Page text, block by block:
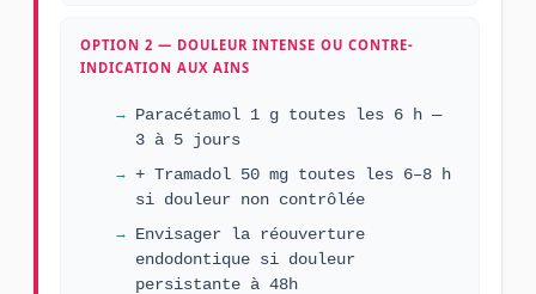
OPTION 2 — DOULEUR INTENSE OU CONTRE-
INDICATION AUX AINS
Paracétamol 1 g toutes les 6 h —
3 à 5 jours
+ Tramadol 50 mg toutes les 6–8 h
si douleur non contrôlée
Envisager la réouverture
endodontique si douleur
persistante à 48h